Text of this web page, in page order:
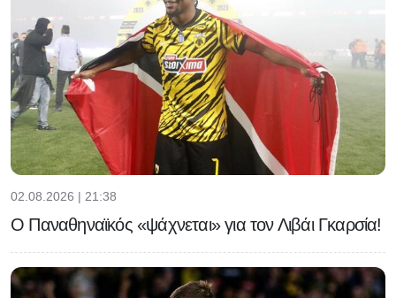
02.08.2026 | 21:38
Ο Παναθηναϊκός «ψάχνεται» για τον Λιβάι Γκαρσία!